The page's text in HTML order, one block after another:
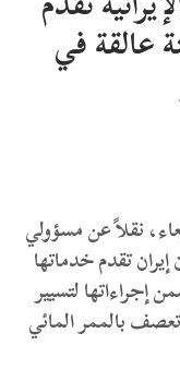
لـ15 سفينة عالقة في
نقلاً عن مسؤولي
تقدم خدماتها
ضمن إجراءاتها لتسيير
تعصف بالممر المائي